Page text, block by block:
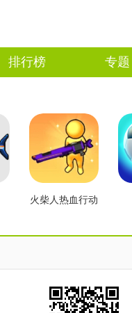
排行榜 专题
火柴人热血行动